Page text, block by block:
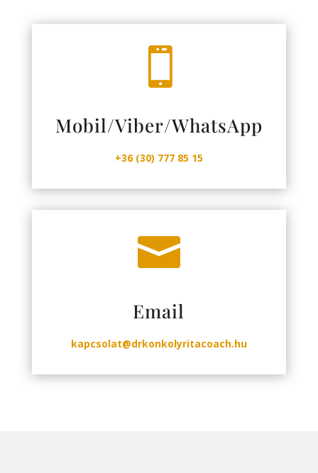

Mobil/Viber/WhatsApp
+36 (30) 777 85 15

Email
kapcsolat@drkonkolyritacoach.hu